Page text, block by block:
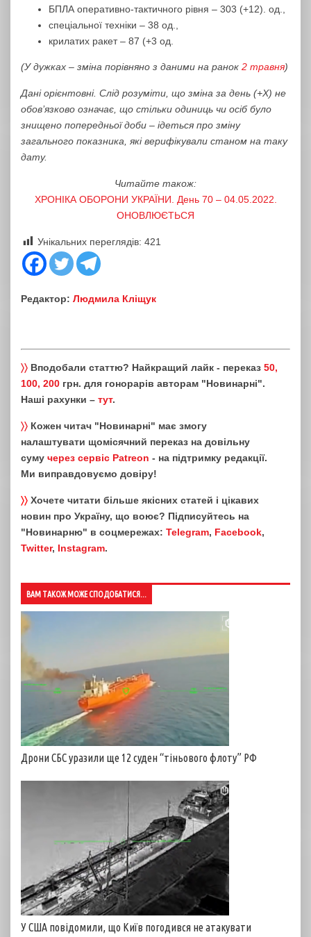
БПЛА оперативно-тактичного рівня – 303 (+12). од.,
спеціальної техніки – 38 од.,
крилатих ракет – 87 (+3 од.
(У дужках – зміна порівняно з даними на ранок 2 травня)
Дані орієнтовні. Слід розуміти, що зміна за день (+Х) не
обов’язково означає, що стільки одиниць чи осіб було
знищено попередньої доби – ідеться про зміну
загального показника, які верифікували станом на таку
дату.
Читайте також:
ХРОНІКА ОБОРОНИ УКРАЇНИ. День 70 – 04.05.2022.
ОНОВЛЮЄТЬСЯ
Унікальних переглядів: 421
Редактор: Людмила Кліщук
〉〉 Вподобали статтю? Найкращий лайк - переказ 50,
100, 200 грн. для гонорарів авторам "Новинарні".
Наші рахунки – тут.
〉〉 Кожен читач "Новинарні" має змогу
налаштувати щомісячний переказ на довільну
суму через сервіс Patreon - на підтримку редакції.
Ми виправдовуємо довіру!
〉〉 Хочете читати більше якісних статей і цікавих
новин про Україну, що воює? Підписуйтесь на
"Новинарню" в соцмережах: Telegram, Facebook,
Twitter, Instagram.
ВАМ ТАКОЖ МОЖЕ СПОДОБАТИСЯ...
Дрони СБС уразили ще 12 суден “тіньового флоту” РФ
У США повідомили, що Київ погодився не атакувати